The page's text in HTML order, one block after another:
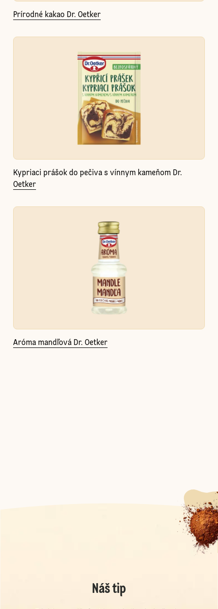
Prírodné kakao Dr. Oetker
Kypriaci prášok do pečiva s vínnym kameňom Dr.
Oetker
Aróma mandľová Dr. Oetker
Náš tip